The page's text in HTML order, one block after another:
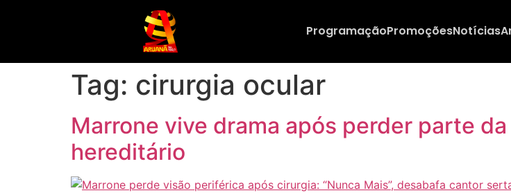
ProgramaçãoPromoçõesNotícias
Tag: cirurgia ocular
Marrone vive drama após perder parte
hereditário